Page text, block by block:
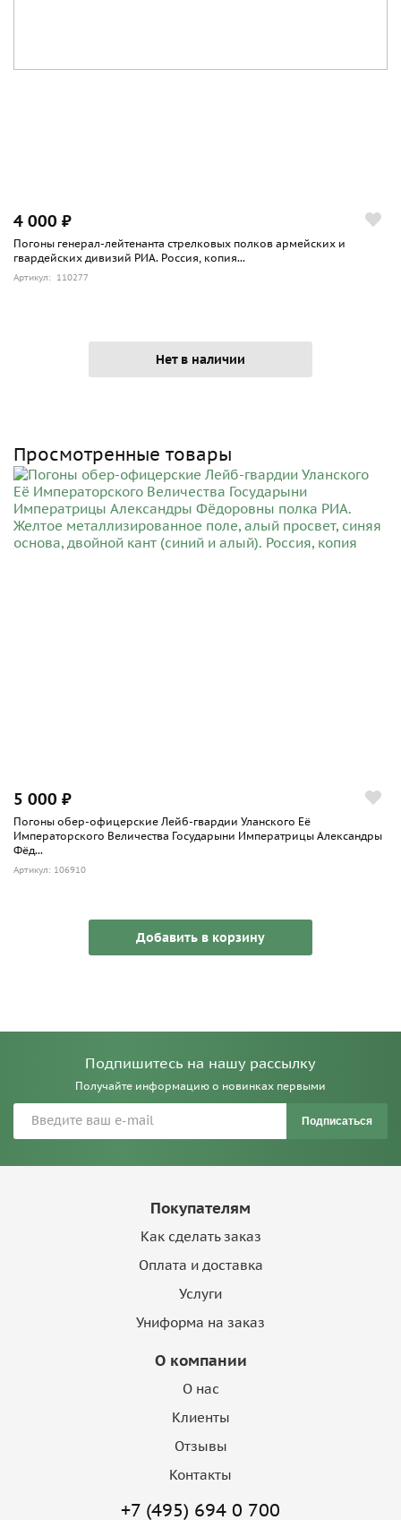
4 000 ₽
Погоны генерал-лейтенанта стрелковых полков армейских и
гвардейских дивизий РИА. Россия, копия...
Артикул: 110277
Нет в наличии
Просмотренные товары
5 000 ₽
Погоны обер-офицерские Лейб-гвардии Уланского Её
Императорского Величества Государыни Императрицы Александры
Фёд...
Артикул: 106910
Добавить в корзину
Подпишитесь на нашу рассылку
Получайте информацию о новинках первыми
Подписаться
Покупателям
Как сделать заказ
Оплата и доставка
Услуги
Униформа на заказ
О компании
О нас
Клиенты
Отзывы
Контакты
+7 (495) 694 0 700